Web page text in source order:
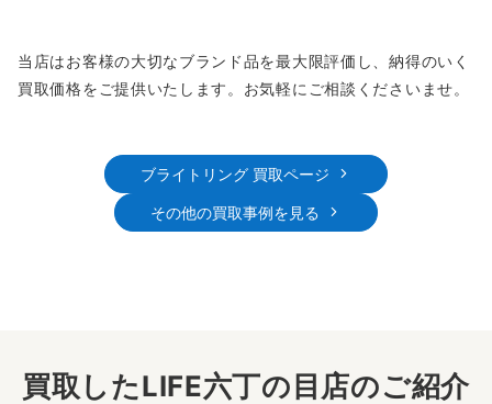
当店はお客様の大切なブランド品を最大限評価し、納得のいく
買取価格をご提供いたします。お気軽にご相談くださいませ。
ブライトリング 買取ページ
その他の買取事例を見る
買取したLIFE六丁の目店のご紹介